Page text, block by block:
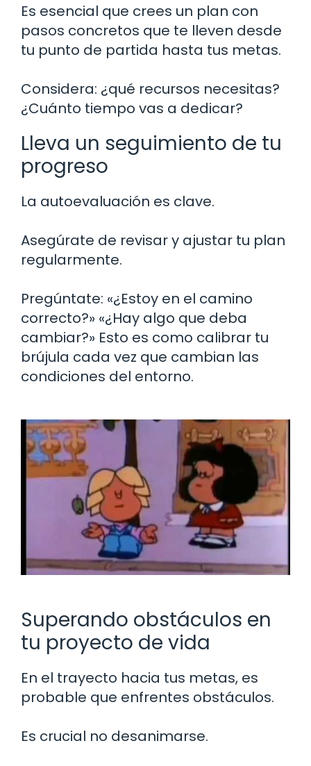
Es esencial que crees un plan con
pasos concretos que te lleven desde
tu punto de partida hasta tus metas.
Considera: ¿qué recursos necesitas?
¿Cuánto tiempo vas a dedicar?
Lleva un seguimiento de tu
progreso
La autoevaluación es clave.
Asegúrate de revisar y ajustar tu plan
regularmente.
Pregúntate: «¿Estoy en el camino
correcto?» «¿Hay algo que deba
cambiar?» Esto es como calibrar tu
brújula cada vez que cambian las
condiciones del entorno.
Superando obstáculos en
tu proyecto de vida
En el trayecto hacia tus metas, es
probable que enfrentes obstáculos.
Es crucial no desanimarse.